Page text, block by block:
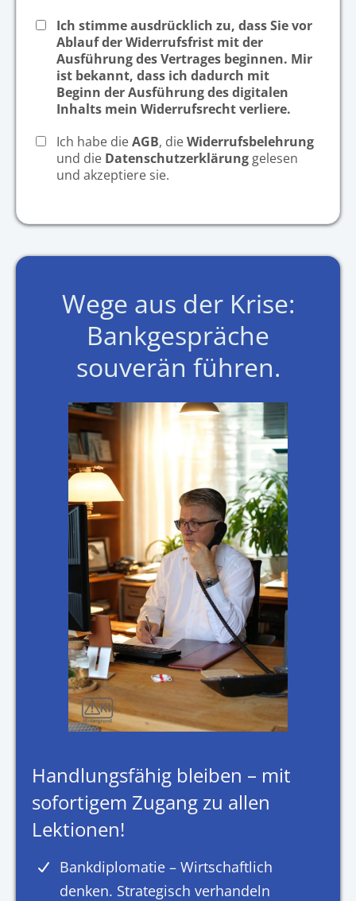
Ich stimme ausdrücklich zu, dass Sie vor
Ablauf der Widerrufsfrist mit der
Ausführung des Vertrages beginnen. Mir
ist bekannt, dass ich dadurch mit
Beginn der Ausführung des digitalen
Inhalts mein Widerrufsrecht verliere.
Ich habe dieAGB, dieWiderrufsbelehrung
und die Datenschutzerklärung gelesen
und akzeptiere sie.
Wege aus der Krise:
Bankgespräche
souverän führen.
Handlungsfähig bleiben – mit
sofortigem Zugang zu allen
Lektionen!
Bankdiplomatie – Wirtschaftlich
denken. Strategisch verhandeln